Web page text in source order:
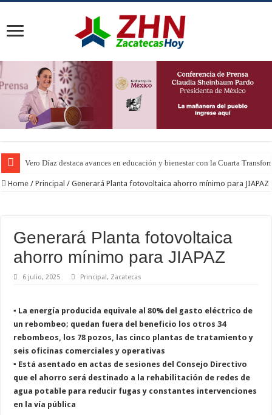
Vero Díaz destaca avances en educación y bienestar con la Cuarta
Home / Principal / Generará Planta fotovoltaica ahorro mínimo para JIAPAZ
Generará Planta fotovoltaica
ahorro mínimo para JIAPAZ
6 julio, 2025 Principal, Zacatecas
▪ La energía producida equivale al 80% del gasto eléctrico de
un rebombeo; quedan fuera del beneficio los otros 34
rebombeos, los 78 pozos, las cinco plantas de tratamiento y
seis oficinas comerciales y operativas
▪ Está asentado en actas de sesiones del Consejo Directivo
que el ahorro será destinado a la rehabilitación de redes de
agua potable para reducir fugas y constantes intervenciones
en la vía pública